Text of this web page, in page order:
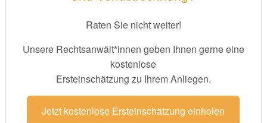
Raten Sie nicht weiter!
Unsere Rechtsanwält*innen geben Ihnen gerne eine
kostenlose
Ersteinschätzung zu Ihrem Anliegen.
Jetzt kostenlose Ersteinschätzung einholen